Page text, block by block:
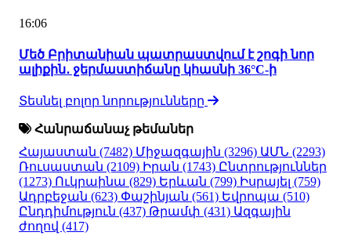
16:06
Մեծ Բրիտանիան պատրաստվում է շոգի նոր
ալիքին․ ջերմաստիճանը կհասնի 36°C-ի
Տեսնել բոլոր նորությունները
Հանրաճանաչ թեմաներ
Հայաստան (7482) Միջազգային (3296) ԱՄՆ (2293)
Ռուսաստան (2109) Իրան (1743) Ընտրություններ
(1273) Ուկրաինա (829) Երևան (799) Իսրայել (759)
Ադրբեջան (623) Փաշինյան (561) Եվրոպա (510)
Ընդդիմություն (437) Թրամփ (431) Ազգային
ժողով (417)